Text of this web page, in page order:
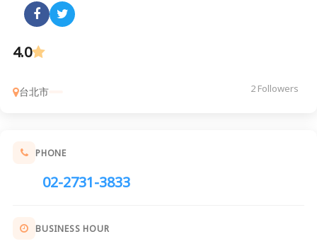
4.0
台北市 2 Followers
PHONE
02-2731-3833
BUSINESS HOUR